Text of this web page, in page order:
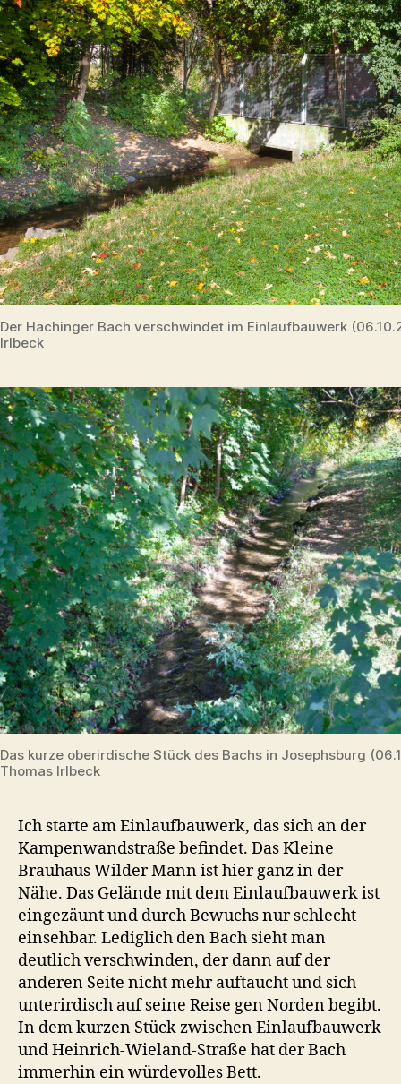
Der Hachinger Bach verschwindet im Einlaufbauwerk
Irlbeck
Das kurze oberirdische Stück des Bachs in Josephsburg
Thomas Irlbeck
Ich starte am Einlaufbauwerk, das sich an der
Kampenwandstraße befindet. Das Kleine
Brauhaus Wilder Mann ist hier ganz in der
Nähe. Das Gelände mit dem Einlaufbauwerk ist
eingezäunt und durch Bewuchs nur schlecht
einsehbar. Lediglich den Bach sieht man
deutlich verschwinden, der dann auf der
anderen Seite nicht mehr auftaucht und sich
unterirdisch auf seine Reise gen Norden begibt.
In dem kurzen Stück zwischen Einlaufbauwerk
und Heinrich-Wieland-Straße hat der Bach
immerhin ein würdevolles Bett.